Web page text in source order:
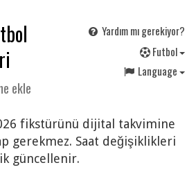
ekle
Yardım mı gerekiyor?
Futbol
Language
fikstürünü dijital takvimine
gerekmez. Saat değişiklikleri
güncellenir.